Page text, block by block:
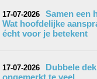
17-07-2026
Samen een
Wat hoofdelijke
écht voor je betekent
17-07-2026
Dubbele
ongemerkt te veel